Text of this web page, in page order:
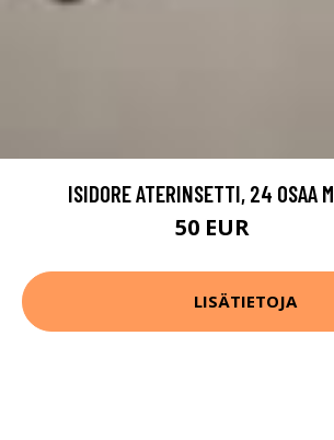
ISIDORE ATERINSETTI, 24 OSAA
50 EUR
LISÄTIETOJA